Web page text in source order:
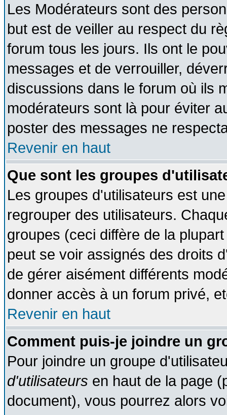
Les Modérateurs sont des
but est de veiller au respect du
forum tous les jours. Ils ont le
messages et de verrouiller,
discussions dans le forum où ils
modérateurs sont là pour éviter
poster des messages ne
Revenir en haut
Que sont les groupes
Les groupes d'utilisateurs est
regrouper des utilisateurs.
groupes (ceci diffère de la
peut se voir assignés des droits
de gérer aisément différents
donner accès à un forum privé,
Revenir en haut
Comment puis-je joindre un
Pour joindre un groupe
d'utilisateurs en haut de la page
document), vous pourrez alors